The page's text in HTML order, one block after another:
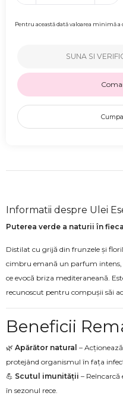
Pentru această dată valoarea minimă
SUNA SI
Informatii despre Ulei
Puterea verde a naturii în
Distilat cu grijă din frunzele și
cimbru emană un parfum intens,
ce evocă briza mediteraneană.
recunoscut pentru compușii săi
Beneficii
🌿 Apărător natural –
protejând organismul în fața
💪 Scutul imunității –
în sezonul rece.